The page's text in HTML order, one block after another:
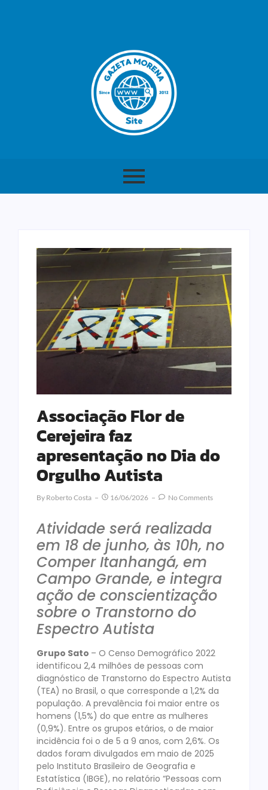
Associação Flor de
Cerejeira faz
apresentação no Dia do
Orgulho Autista
By Roberto Costa 16/06/2026 No Comments
Atividade será realizada
em 18 de junho, às 10h, no
Comper Itanhangá, em
Campo Grande, e integra
ação de conscientização
sobre o Transtorno do
Espectro Autista
Grupo Sato – O Censo Demográfico 2022
identificou 2,4 milhões de pessoas com
diagnóstico de Transtorno do Espectro Autista
(TEA) no Brasil, o que corresponde a 1,2% da
população. A prevalência foi maior entre os
homens (1,5%) do que entre as mulheres
(0,9%). Entre os grupos etários, o de maior
incidência foi o de 5 a 9 anos, com 2,6%. Os
dados foram divulgados em maio de 2025
pelo Instituto Brasileiro de Geografia e
Estatística (IBGE), no relatório “Pessoas com